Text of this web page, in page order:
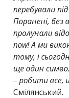
перебували
Поранені, без
пролунали
now! А ми
тому, і
ще один
– робити все,
Смілянський.